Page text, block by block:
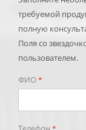
требуемой
полную
Поля со
пользователем.
ФИО*